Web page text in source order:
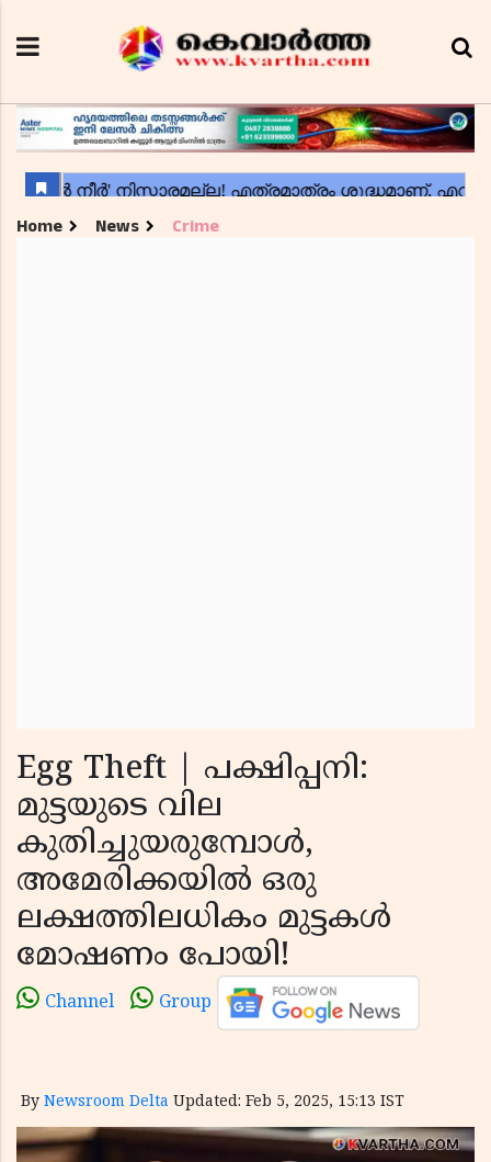
Home News Crime
Egg Theft | പക്ഷിപ്പനി:
മുട്ടയുടെ വില
കുതിച്ചുയരുമ്പോൾ,
അമേരിക്കയിൽ ഒരു
ലക്ഷത്തിലധികം മുട്ടകൾ
മോഷണം പോയി!
Channel Group
By Newsroom Delta Updated: Feb 5, 2025, 15:13 IST